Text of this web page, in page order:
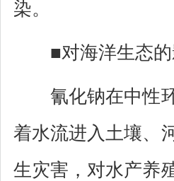
染。
■对海洋生态的
氰化钠在中性环
着水流进入土壤、
生灾害，对水产养